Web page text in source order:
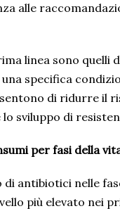
alle
linea sono quelli
specifica
di ridurre il
lo sviluppo di
per fasi della
antibiotici nelle
più elevato nei